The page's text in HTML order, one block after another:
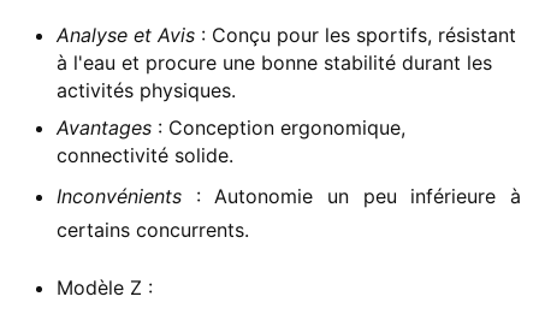
Analyse et Avis : Conçu pour les sportifs, résistant
à l'eau et procure une bonne stabilité durant les
activités physiques.
Avantages : Conception ergonomique,
connectivité solide.
Inconvénients : Autonomie un peu inférieure à
certains concurrents.
Modèle Z :